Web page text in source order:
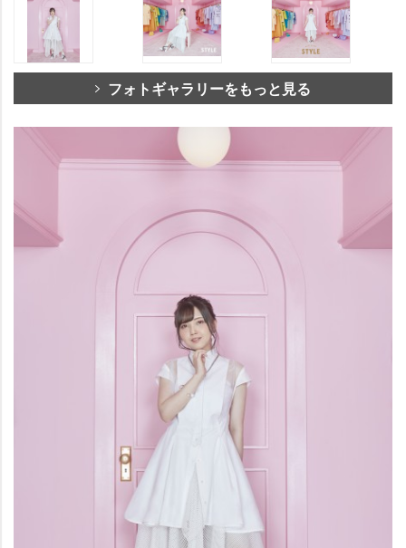
フォトギャラリーをもっと見る